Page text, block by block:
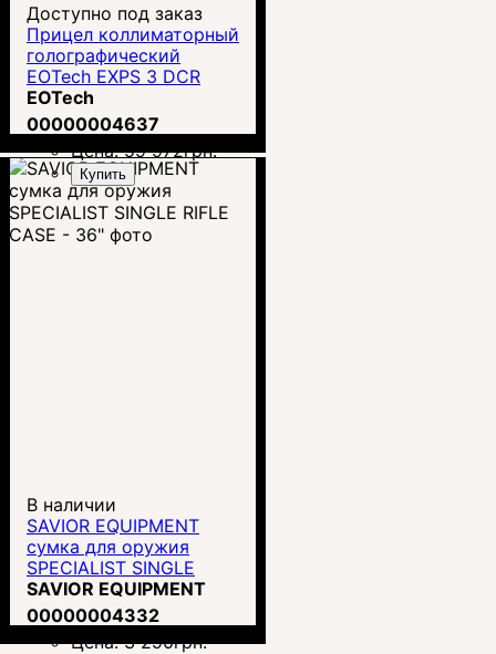
Доступно под заказ
Прицел коллиматорный
голографический
EOTech EXPS 3 DCR
EOTech
00000004637
Цена:59 972грн.
Купить
В наличии
SAVIOR EQUIPMENT
сумка для оружия
SPECIALIST SINGLE
RIFLE CASE - 36"
SAVIOR EQUIPMENT
00000004332
Цена:3 290грн.